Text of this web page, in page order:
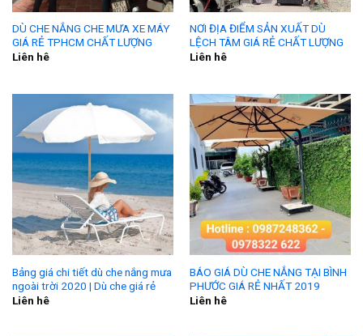
DÙ CHE NẮNG CHE MƯA XE MÁY
GIÁ RẺ TPHCM CHẤT LƯỢNG
Liên hê
NƠI ĐỊA ĐIỂM SẢN XUẤT DÙ
LỆCH TÂM GIÁ RẺ CHẤT LƯỢNG
Liên hê
Bảng giá chi tiết dù che nắng mưa
ngoài trời 2020 | Dù che giá rẻ
Liên hê
BÁO GIÁ DÙ CHE NẮNG TẠI BÌNH
PHƯỚC GIÁ RẺ NHẤT 2019
Liên hê